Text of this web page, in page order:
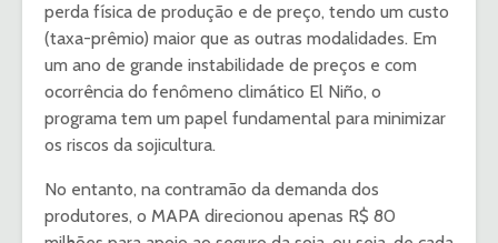
perda física de produção e de preço, tendo um custo
(taxa-prêmio) maior que as outras modalidades. Em
um ano de grande instabilidade de preços e com
ocorrência do fenômeno climático El Niño, o
programa tem um papel fundamental para minimizar
os riscos da sojicultura.
No entanto, na contramão da demanda dos
produtores, o MAPA direcionou apenas R$ 80